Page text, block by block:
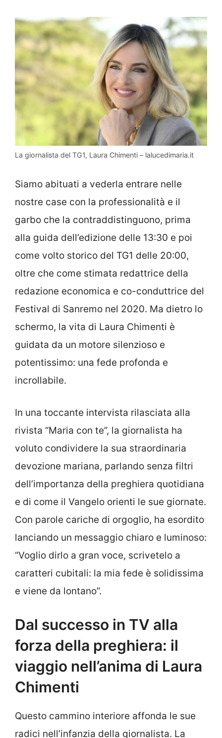
La giornalista del TG1, Laura Chimenti – lalucedimaria.it
Siamo abituati a vederla entrare nelle
nostre case con la professionalità e il
garbo che la contraddistinguono, prima
alla guida dell’edizione delle 13:30 e poi
come volto storico del TG1 delle 20:00,
oltre che come stimata redattrice della
redazione economica e co-conduttrice del
Festival di Sanremo nel 2020. Ma dietro lo
schermo, la vita di Laura Chimenti è
guidata da un motore silenzioso e
potentissimo: una fede profonda e
incrollabile.
In una toccante intervista rilasciata alla
rivista “Maria con te”, la giornalista ha
voluto condividere la sua straordinaria
devozione mariana, parlando senza filtri
dell’importanza della preghiera quotidiana
e di come il Vangelo orienti le sue giornate.
Con parole cariche di orgoglio, ha esordito
lanciando un messaggio chiaro e luminoso:
“Voglio dirlo a gran voce, scrivetelo a
caratteri cubitali: la mia fede è solidissima
e viene da lontano”.
Dal successo in TV alla
forza della preghiera: il
viaggio nell’anima di Laura
Chimenti
Questo cammino interiore affonda le sue
radici nell’infanzia della giornalista. La